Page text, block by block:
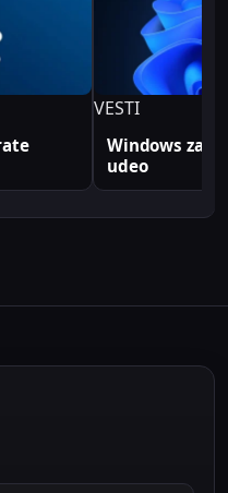
VESTI
Windows
udeo